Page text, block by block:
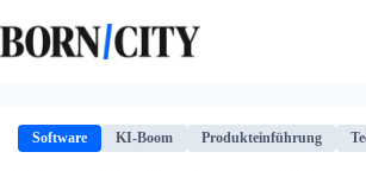
Inhalt
springen
Software KI-Boom Produkteinführung